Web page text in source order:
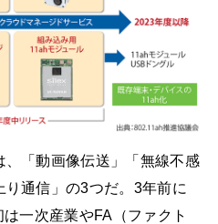
「動画像伝送」「無線不感
通信」の3つだ。3年前に
一次産業やFA（ファクト